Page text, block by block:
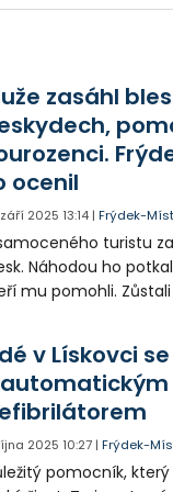
zasáhl
ocenil
září 2025 13:14 |Frýdek-
turistu
Náhodou ho
mu pomohli.
život.
v Lískovci
2025 10:27 |Frýdek-
pomocník,